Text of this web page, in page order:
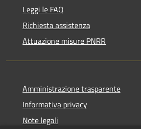
Leggi le FAQ
Richiesta assistenza
Attuazione misure PNRR
Amministrazione trasparente
Informativa privacy
Note legali